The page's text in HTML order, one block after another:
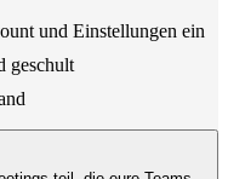
und Einstellungen ein
geschult